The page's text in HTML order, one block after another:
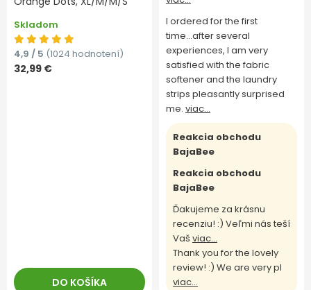
Skladom
4,9 / 5 (1024 hodnotení)
32,99 €
DO KOŠÍKA
I ordered for the first
time...after several
experiences, I am very
satisfied with the fabric
softener and the laundry
strips pleasantly surprised
me. viac...
Reakcia obchodu
BajaBee
Reakcia obchodu
BajaBee
Ďakujeme za krásnu
recenziu! :) Veľmi nás teší
Vaš viac...
Thank you for the lovely
review! :) We are very pl
viac...